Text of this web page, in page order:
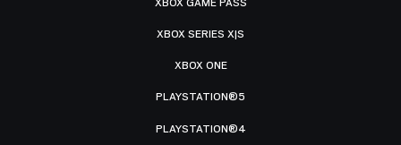
XBOX SERIES X|S
XBOX ONE
PLAYSTATION®5
PLAYSTATION®4